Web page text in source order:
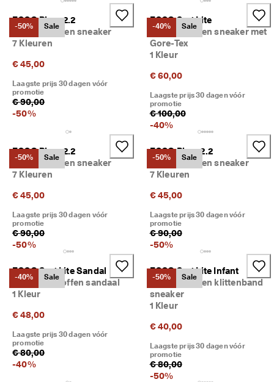
-50% Sale
ECCO Biom 2.2
Kinderen leren sneaker
7 Kleuren
€ 45,00
Laagste prijs 30 dagen vóór
promotie
€ 90,00
-50%
-40% Sale
ECCO Sp.1 Lite
Kinderen leren sneaker met
Gore-Tex
1 Kleur
€ 60,00
Laagste prijs 30 dagen vóór
promotie
€ 100,00
-40%
-50% Sale
ECCO Biom 2.2
Kinderen leren sneaker
7 Kleuren
€ 45,00
Laagste prijs 30 dagen vóór
promotie
€ 90,00
-50%
-50% Sale
ECCO Biom 2.2
Kinderen leren sneaker
7 Kleuren
€ 45,00
Laagste prijs 30 dagen vóór
promotie
€ 90,00
-50%
-40% Sale
ECCO Sp.1 Lite Sandal
Kinderen stoffen sandaal
1 Kleur
€ 48,00
Laagste prijs 30 dagen vóór
promotie
€ 80,00
-40%
-50% Sale
ECCO Sp.1 Lite Infant
Kinderen leren klittenband
sneaker
1 Kleur
€ 40,00
Laagste prijs 30 dagen vóór
promotie
€ 80,00
-50%